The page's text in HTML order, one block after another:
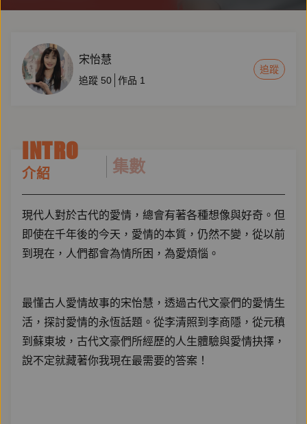
宋怡慧
追蹤 50 作品 1
追蹤
INTRO
介紹 集數
現代人對於古代的愛情，總會有著各種想像與好奇。但
即使在千年後的今天，愛情的本質，仍然不變，從以前
到現在，人們都會為情所困，為愛煩惱。
最懂古人愛情故事的宋怡慧，透過古代文豪們的愛情生
活，探討愛情的永恆話題。從李清照到李商隱，從元稹
到蘇東坡，古代文豪們所經歷的人生體驗與愛情抉擇，
說不定就藏著你我現在最需要的答案！